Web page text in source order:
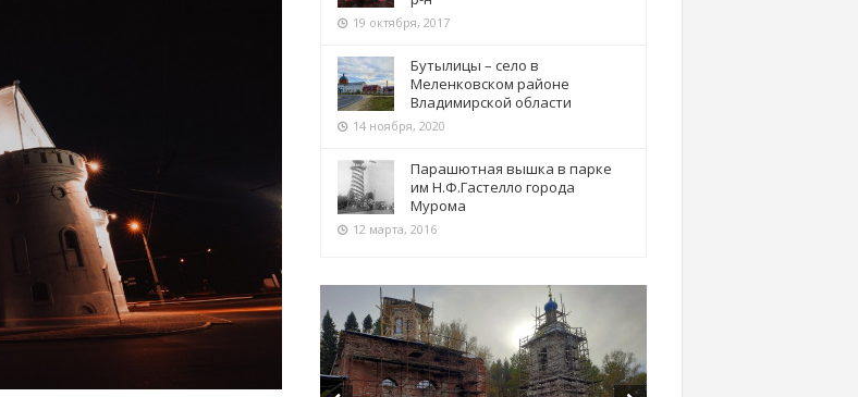
19 октября, 2017
Бутылицы – село в
Меленковском районе
Владимирской области
14 ноября, 2020
Парашютная вышка в парке
им Н.Ф.Гастелло города
Мурома
12 марта, 2016